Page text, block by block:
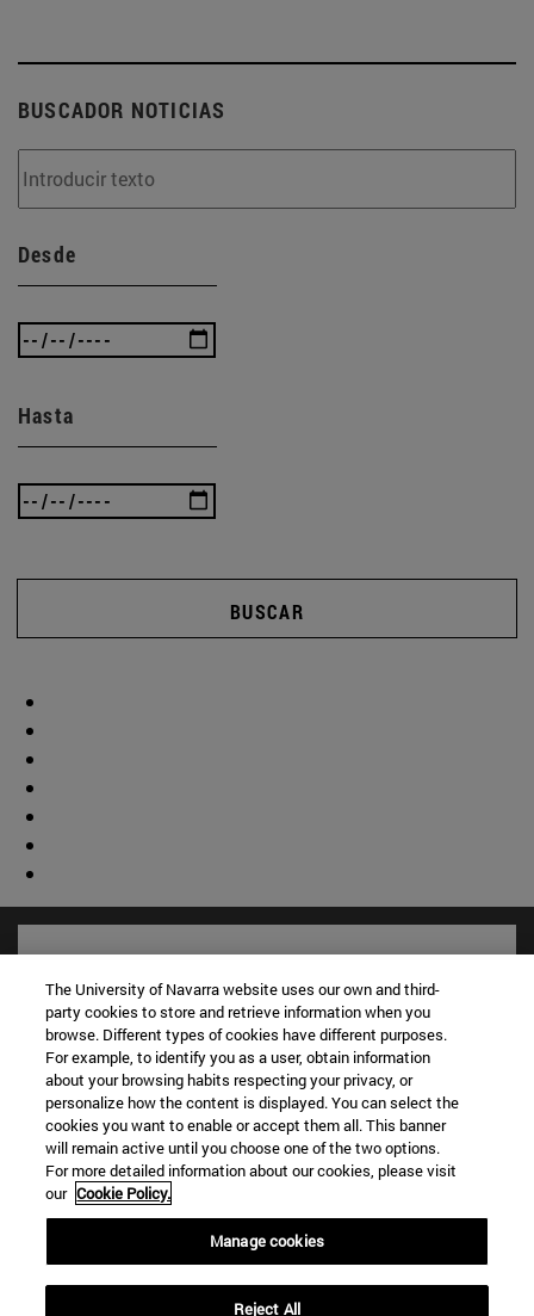
BUSCADOR NOTICIAS
Desde
Hasta
BUSCAR
Accesos directos
Biblioteca(abre en nueva ventana)
(abre en nueva ventana)
Aula virtual ADI(abre en nueva ventana)
(abre en nueva ventana)
The University of Navarra website uses our own and third-
party cookies to store and retrieve information when you
browse. Different types of cookies have different purposes.
For example, to identify you as a user, obtain information
about your browsing habits respecting your privacy, or
personalize how the content is displayed. You can select the
cookies you want to enable or accept them all. This banner
will remain active until you choose one of the two options.
For more detailed information about our cookies, please visit
our Cookie Policy.
Manage cookies
Reject All